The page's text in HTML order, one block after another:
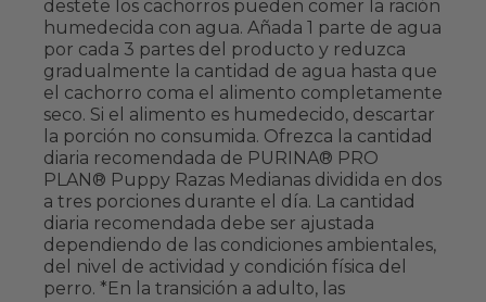
destete los cachorros pueden comer la ración
humedecida con agua. Añada 1 parte de agua
por cada 3 partes del producto y reduzca
gradualmente la cantidad de agua hasta que
el cachorro coma el alimento completamente
seco. Si el alimento es humedecido, descartar
la porción no consumida. Ofrezca la cantidad
diaria recomendada de PURINA® PRO
PLAN® Puppy Razas Medianas dividida en dos
a tres porciones durante el día. La cantidad
diaria recomendada debe ser ajustada
dependiendo de las condiciones ambientales,
del nivel de actividad y condición física del
perro. *En la transición a adulto, las